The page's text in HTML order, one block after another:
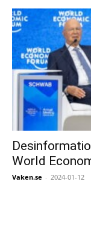
World
Vaken.se - 2024-01-12